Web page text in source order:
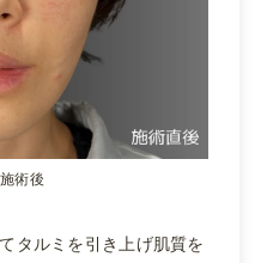
術後
タルミを引き上げ肌質を